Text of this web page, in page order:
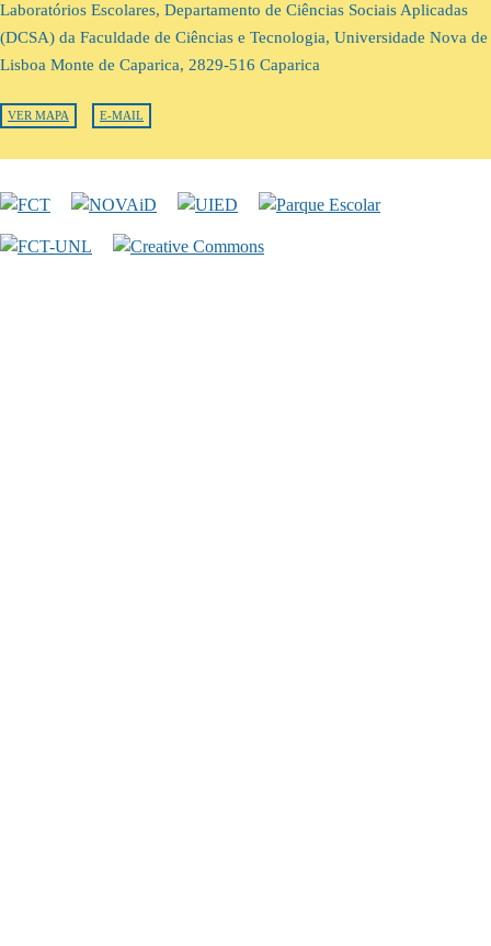
Laboratórios Escolares, Departamento de Ciências Sociais Aplicadas
(DCSA) da Faculdade de Ciências e Tecnologia, Universidade Nova de
Lisboa Monte de Caparica, 2829-516 Caparica
VER MAPA E-MAIL